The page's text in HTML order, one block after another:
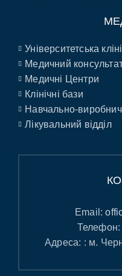
Університетська
Медичний
Медичні Центри
Клінічні бази
Навчально-
Лікувальний відділ
Email:
Телефон:
Адреса: : м.